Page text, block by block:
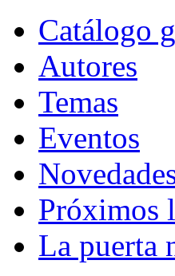
Catálogo
Autores
Temas
Eventos
Próximos
La puerta